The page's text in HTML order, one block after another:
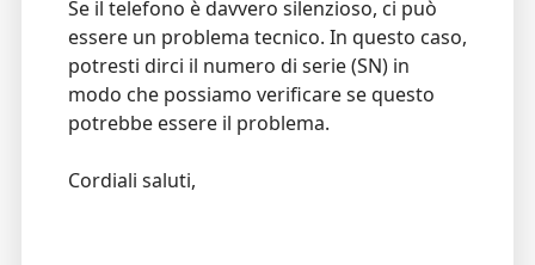
Se il telefono è davvero silenzioso, ci può
essere un problema tecnico. In questo caso,
potresti dirci il numero di serie (SN) in
modo che possiamo verificare se questo
potrebbe essere il problema.
Cordiali saluti,